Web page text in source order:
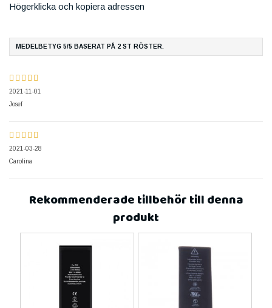
Högerklicka och kopiera adressen
MEDELBETYG 5/5 BASERAT PÅ 2 ST RÖSTER.
2021-11-01
Josef
2021-03-28
Carolina
Rekommenderade tillbehör till denna
produkt